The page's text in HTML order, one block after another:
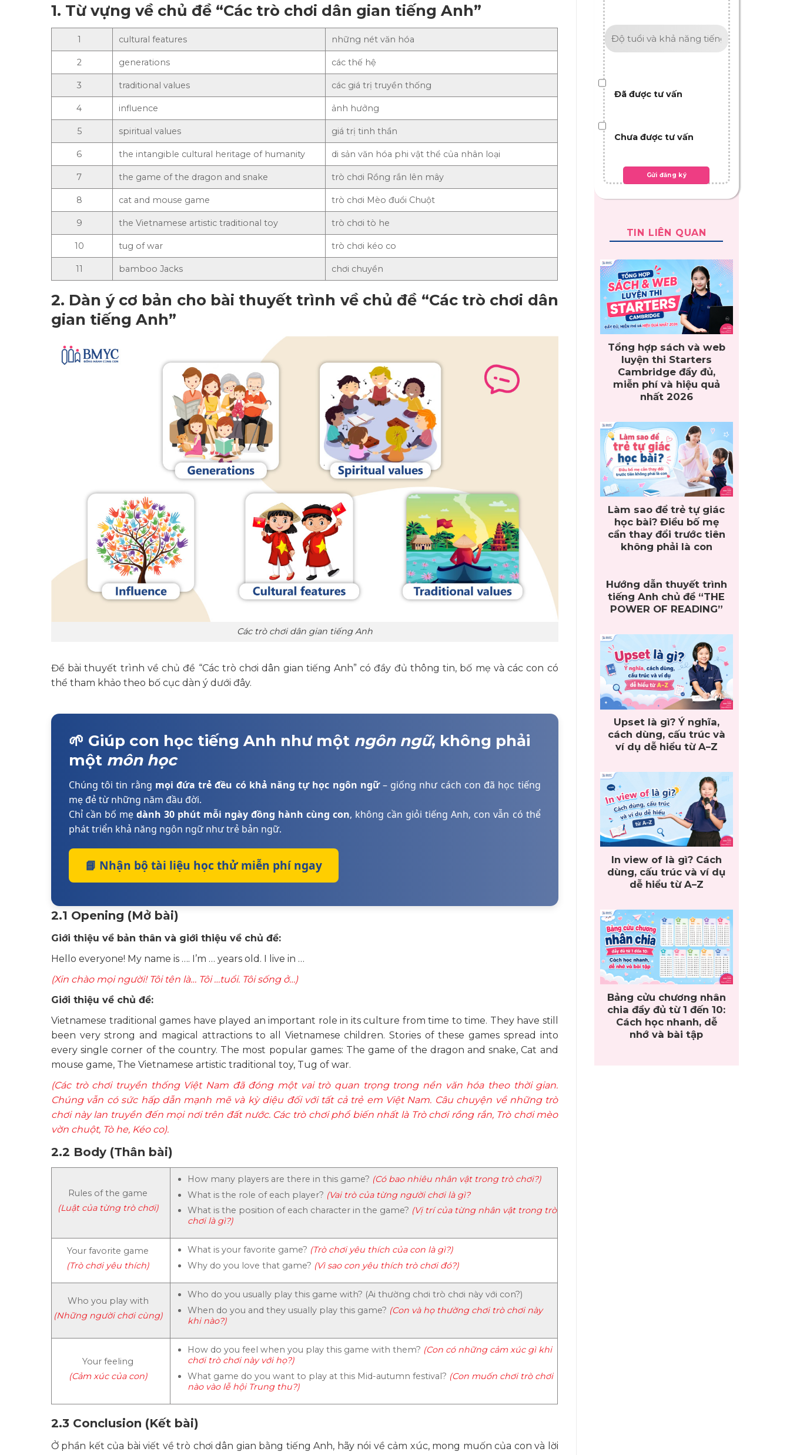
1. Từ vựng về chủ đề “Các trò chơi dân gian tiếng Anh”
1 cultural features những nét văn hóa
2 generations các thế hệ
3 traditional values các giá trị truyền thống
4 influence ảnh hưởng
5 spiritual values giá trị tinh thần
6 the intangible cultural heritage of humanity di sản văn hóa phi vật thể của nhân loại
7 the game of the dragon and snake trò chơi Rồng rắn lên mây
8 cat and mouse game trò chơi Mèo đuổi Chuột
9 the Vietnamese artistic traditional toy trò chơi tò he
10 tug of war trò chơi kéo co
11 bamboo Jacks chơi chuyền
2. Dàn ý cơ bản cho bài thuyết trình về chủ đề “Các trò chơi dân
gian tiếng Anh”
Các trò chơi dân gian tiếng Anh
Để bài thuyết trình về chủ đề “Các trò chơi dân gian tiếng Anh”có đầy đủ thông tin, bố mẹ và các con có
thể tham khảo theo bố cục dàn ý dưới đây.
🌱 Giúp con học tiếng Anh như một ngôn ngữ, không phải
một môn học
Chúng tôi tin rằng mọi đứa trẻ đều có khả năng tự học ngôn ngữ– giống như cách con đã học tiếng
mẹ đẻ từ những năm đầu đời.
Chỉ cần bố mẹdành 30 phút mỗi ngày đồng hành cùng con, không cần giỏi tiếng Anh, con vẫn có thể
phát triển khả năng ngôn ngữ như trẻ bản ngữ.
📘 Nhận bộ tài liệu học thử miễn phí ngay
2.1 Opening (Mở bài)
Giới thiệu về bản thân và giới thiệu về chủ đề:
Hello everyone! My name is …. I’m … years old. I live in …
(Xin chào mọi người! Tôi tên là… Tôi …tuổi. Tôi sống ở…)
Giới thiệu về chủ đề:
Vietnamese traditional games have played an important role in its culture from time to time. They have still
been very strong and magical attractions to all Vietnamese children. Stories of these games spread into
every single corner of the country. The most popular games: The game of the dragon and snake, Cat and
mouse game, The Vietnamese artistic traditional toy, Tug of war.
(Các trò chơi truyền thống Việt Nam đã đóng một vai trò quan trọng trong nền văn hóa theo thời gian.
Chúng vẫn có sức hấp dẫn mạnh mẽ và kỳ diệu đối với tất cả trẻ em Việt Nam. Câu chuyện về những trò
chơi này lan truyền đến mọi nơi trên đất nước. Các trò chơi phổ biến nhất là Trò chơi rồng rắn, Trò chơi mèo
vờn chuột, Tò he, Kéo co).
2.2 Body (Thân bài)
Rules of the game
(Luật của từng trò chơi)
How many players are there in this game? (Có bao nhiêu nhân vật trong trò chơi?)
What is the role of each player? (Vai trò của từng người chơi là gì?
What is the position of each character in the game? (Vị trí của từng nhân vật trong trò
chơi là gì?)
Your favorite game
(Trò chơi yêu thích)
What is your favorite game? (Trò chơi yêu thích của con là gì?)
Why do you love that game? (Vì sao con yêu thích trò chơi đó?)
Who you play with
(Những người chơi cùng)
Who do you usually play this game with? (Ai thường chơi trò chơi này với con?)
When do you and they usually play this game? (Con và họ thường chơi trò chơi này
khi nào?)
Your feeling
(Cảm xúc của con)
How do you feel when you play this game with them? (Con có những cảm xúc gì khi
chơi trò chơi này với họ?)
What game do you want to play at this Mid-autumn festival? (Con muốn chơi trò chơi
nào vào lễ hội Trung thu?)
2.3 Conclusion (Kết bài)
Ở phần kết của bài viết về trò chơi dân gian bằng tiếng Anh, hãy nói về cảm xúc, mong muốn của con và lời
Đã được tư vấn
Chưa được tư vấn
TIN LIÊN QUAN
Tổng hợp sách và web
luyện thi Starters
Cambridge đầy đủ,
miễn phí và hiệu quả
nhất 2026
Làm sao để trẻ tự giác
học bài? Điều bố mẹ
cần thay đổi trước tiên
không phải là con
Hướng dẫn thuyết trình
tiếng Anh chủ đề “THE
POWER OF READING”
Upset là gì? Ý nghĩa,
cách dùng, cấu trúc và
ví dụ dễ hiểu từ A–Z
In view of là gì? Cách
dùng, cấu trúc và ví dụ
dễ hiểu từ A–Z
Bảng cửu chương nhân
chia đầy đủ từ 1 đến 10:
Cách học nhanh, dễ
nhớ và bài tập